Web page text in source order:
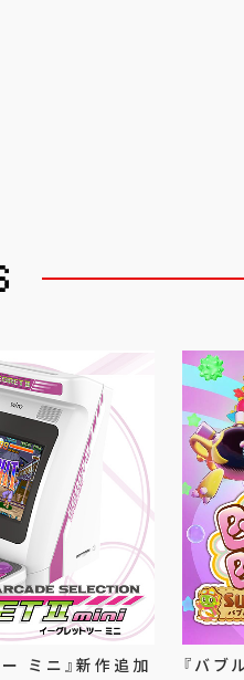
ミニ』新作追加
『バブ